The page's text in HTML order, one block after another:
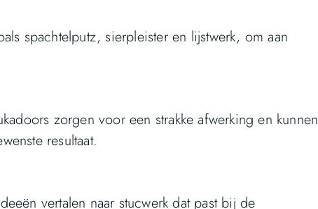
spachtelputz, sierpleister en lijstwerk, om aan
zorgen voor een strakke afwerking en kunnen
resultaat.
vertalen naar stucwerk dat past bij de